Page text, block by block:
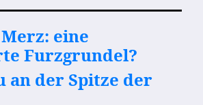
eine
Furzgrundel?
an der Spitze der